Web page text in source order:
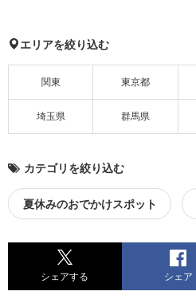
エリアを絞り込む
関東 東京都
埼玉県 群馬県
カテゴリを絞り込む
夏休みのおでかけスポット
シェアする シェア